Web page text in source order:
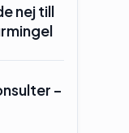
nej till
–